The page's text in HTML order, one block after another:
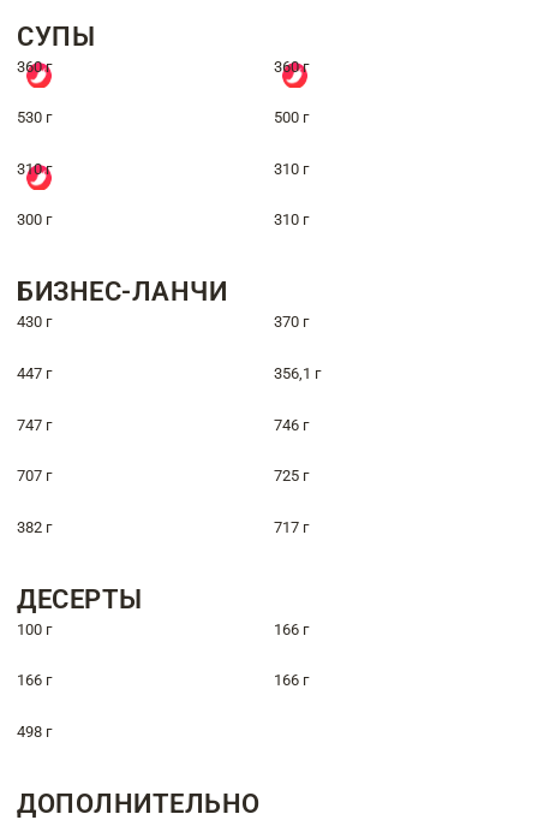
СУПЫ
360 г 360 г
530 г 500 г
310 г 310 г
300 г 310 г
БИЗНЕС-ЛАНЧИ
430 г 370 г
447 г 356,1 г
747 г 746 г
707 г 725 г
382 г 717 г
ДЕСЕРТЫ
100 г 166 г
166 г 166 г
498 г
ДОПОЛНИТЕЛЬНО